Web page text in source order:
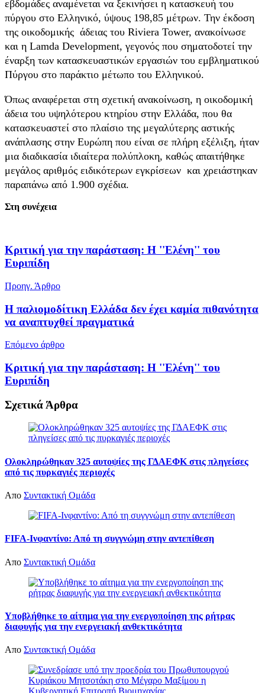
εβδομάδες αναμένεται να ξεκινήσει η κατασκευή του
πύργου στο Ελληνικό, ύψους 198,85 μέτρων. Την έκδοση
της οικοδομικής άδειας του Riviera Tower, ανακοίνωσε
και η Lamda Development, γεγονός που σηματοδοτεί την
έναρξη των κατασκευαστικών εργασιών του εμβληματικού
Πύργου στο παράκτιο μέτωπο του Ελληνικού.
Όπως αναφέρεται στη σχετική ανακοίνωση, η οικοδομική
άδεια του υψηλότερου κτηρίου στην Ελλάδα, που θα
κατασκευαστεί στο πλαίσιο της μεγαλύτερης αστικής
ανάπλασης στην Ευρώπη που είναι σε πλήρη εξέλιξη, ήταν
μια διαδικασία ιδιαίτερα πολύπλοκη, καθώς απαιτήθηκε
μεγάλος αριθμός ειδικότερων εγκρίσεων και χρειάστηκαν
παραπάνω από 1.900 σχέδια.
Στη συνέχεια
Κριτική για την παράσταση: Η ''Ελένη'' του
Ευριπίδη
Προηγ. Άρθρο
Η παλιομοδίτικη Ελλάδα δεν έχει καμία πιθανότητα
να αναπτυχθεί πραγματικά
Επόμενο άρθρο
Κριτική για την παράσταση: Η ''Ελένη'' του
Ευριπίδη
Σχετικά Άρθρα
Ολοκληρώθηκαν 325 αυτοψίες της ΓΔΑΕΦΚ στις πληγείσες
από τις πυρκαγιές περιοχές
Απο Συντακτική Ομάδα
FIFA-Ινφαντίνο: Από τη συγγνώμη στην αντεπίθεση
Απο Συντακτική Ομάδα
Υποβλήθηκε το αίτημα για την ενεργοποίηση της ρήτρας
διαφυγής για την ενεργειακή ανθεκτικότητα
Απο Συντακτική Ομάδα